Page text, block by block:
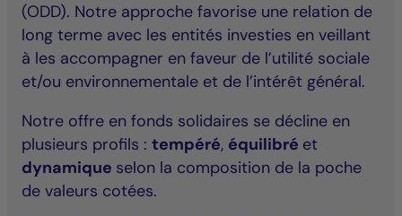
(ODD). Notre approche favorise une relation de
long terme avec les entités investies en veillant
à les accompagner en faveur de l’utilité sociale
et/ou environnementale et de l’intérêt général.
Notre offre en fonds solidaires se décline en
plusieurs profils : tempéré, équilibré et
dynamique selon la composition de la poche
de valeurs cotées.